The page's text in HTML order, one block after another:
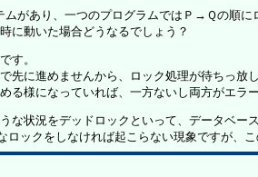
があり、一つのプログラムではＰ→Ｑの順
に動いた場合どうなるでしょう？
す。
に進めませんから、ロック処理が待ちっ放
様になっていれば、一方ないし両方がエラ
状況をデッドロックといって、データベー
ックをしなければ起こらない現象ですが、